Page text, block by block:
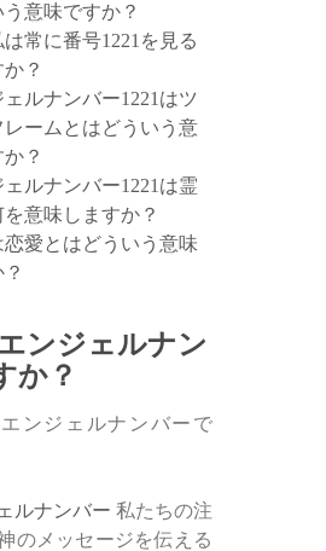
う意味ですか？
常に番号1221を見る
？
ェルナンバー1221はツ
レームとはどういう意
？
ェルナンバー1221は霊
を意味しますか？
恋愛とはどういう意味
ンジェルナン
か？
ンジェルナンバーで
ルナンバー 私たちの注
のメッセージを伝える